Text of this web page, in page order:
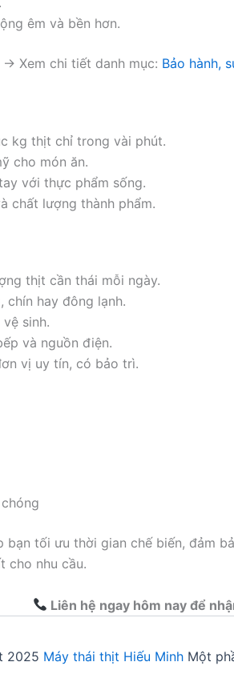
êm và bền hơn.
→ Xem chi tiết danh mục: Bảo hành,
kg thịt chỉ trong vài phút.
cho món ăn.
với thực phẩm sống.
chất lượng thành phẩm.
thịt cần thái mỗi ngày.
chín hay đông lạnh.
sinh.
và nguồn điện.
vị uy tín, có bảo trì.
tối ưu thời gian chế biến, đảm
cho nhu cầu.
Liên hệ ngay hôm nay để
2025 Máy thái thịt Hiếu Minh Một